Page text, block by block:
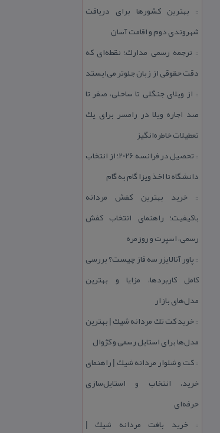
:: بهترین كشورها برای دریافت
شهروندی دوم و اقامت آسان
:: ترجمه رسمی مدارك؛ نقطه‌ای كه
دقت حقوقی از زبان جلوتر می‌ایستد
:: از ویلای جنگلی تا ساحلی، صفر تا
صد اجاره ویلا در رامسر برای یك
تعطیلات خاطره‌انگیز
::
تحصیل در فرانسه 2026؛ از انتخاب
دانشگاه تا اخذ ویزا گام به گام
::خرید بهترین كفش مردانه
باكیفیت؛ راهنمای انتخاب كفش
رسمی، اسپرت و روزمره
:: پاور آنالایزر سه فاز چیست؟ بررسی
كامل كاربردها، مزایا و بهترین
مدل‌های بازار
::خرید كت تك مردانه شیك | بهترین
مدل‌ها برای استایل رسمی و كژوال
::كت و شلوار مردانه شیك | راهنمای
خرید، انتخاب و استایل‌سازی
حرفه‌ای
::خرید بافت مردانه شیك |